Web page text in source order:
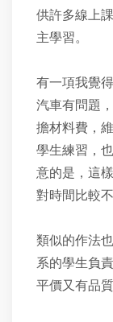
供許多線上
主學習。
有一項我覺
汽車有問題
擔材料費，
學生練習，
意的是，這
對時間比較
類似的作法
系的學生負
平價又有品質